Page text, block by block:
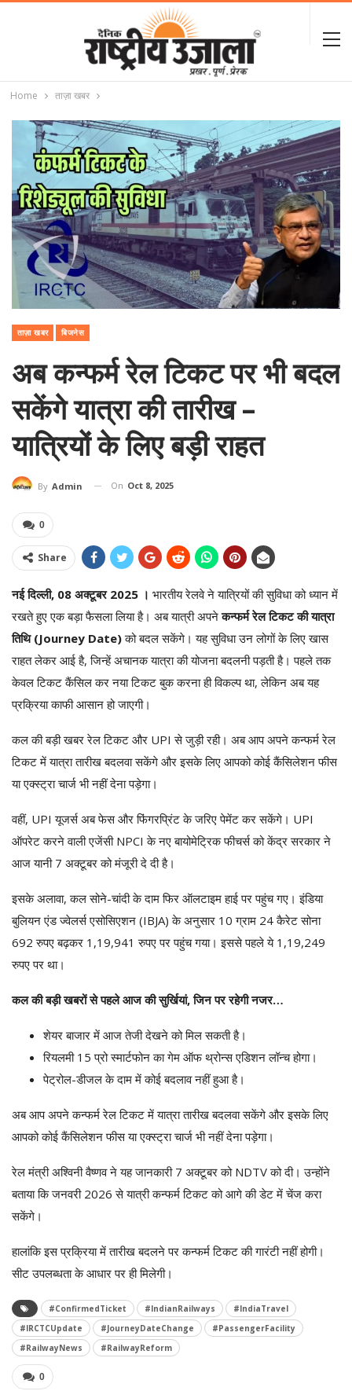
Home ताज़ा खबर
ताज़ा खबर बिजनेस
अब कन्फर्म रेल टिकट पर भी बदल
सकेंगे यात्रा की तारीख –
यात्रियों के लिए बड़ी राहत
By Admin On Oct 8, 2025
0
Share
नई दिल्ली, 08 अक्टूबर 2025 । भारतीय रेलवे ने यात्रियों की सुविधा को ध्यान में
रखते हुए एक बड़ा फैसला लिया है। अब यात्री अपनेकन्फर्म रेल टिकट की यात्रा
तिथि (Journey Date)को बदल सकेंगे। यह सुविधा उन लोगों के लिए खास
राहत लेकर आई है, जिन्हें अचानक यात्रा की योजना बदलनी पड़ती है। पहले तक
केवल टिकट कैंसिल कर नया टिकट बुक करना ही विकल्प था, लेकिन अब यह
प्रक्रिया काफी आसान हो जाएगी।
कल की बड़ी खबर रेल टिकट और UPI से जुड़ी रही। अब आप अपने कन्फर्म रेल
टिकट में यात्रा तारीख बदलवा सकेंगे और इसके लिए आपको कोई कैंसिलेशन फीस
या एक्स्ट्रा चार्ज भी नहीं देना पड़ेगा।
वहीं, UPI यूजर्स अब फेस और फिंगरप्रिंट के जरिए पेमेंट कर सकेंगे। UPI
ऑपरेट करने वाली एजेंसी NPCI के नए बायोमेट्रिक फीचर्स को केंद्र सरकार ने
आज यानी 7 अक्टूबर को मंजूरी दे दी है।
इसके अलावा, कल सोने-चांदी के दाम फिर ऑलटाइम हाई पर पहुंच गए। इंडिया
बुलियन एंड ज्वेलर्स एसोसिएशन (IBJA) के अनुसार 10 ग्राम 24 कैरेट सोना
692 रुपए बढ़कर 1,19,941 रुपए पर पहुंच गया। इससे पहले ये 1,19,249
रुपए पर था।
कल की बड़ी खबरों से पहले आज की सुर्खियां, जिन पर रहेगी नजर…
शेयर बाजार में आज तेजी देखने को मिल सकती है।
रियलमी 15 प्रो स्मार्टफोन का गेम ऑफ थ्रोन्स एडिशन लॉन्च होगा।
पेट्रोल-डीजल के दाम में कोई बदलाव नहीं हुआ है।
अब आप अपने कन्फर्म रेल टिकट में यात्रा तारीख बदलवा सकेंगे और इसके लिए
आपको कोई कैंसिलेशन फीस या एक्स्ट्रा चार्ज भी नहीं देना पड़ेगा।
रेल मंत्री अश्विनी वैष्णव ने यह जानकारी 7 अक्टूबर को NDTV को दी। उन्होंने
बताया कि जनवरी 2026 से यात्री कन्फर्म टिकट को आगे की डेट में चेंज करा
सकेंगे।
हालांकि इस प्रक्रिया में तारीख बदलने पर कन्फर्म टिकट की गारंटी नहीं होगी।
सीट उपलब्धता के आधार पर ही मिलेगी।
#ConfirmedTicket #IndianRailways
#IndiaTravel
#IRCTCUpdate
#JourneyDateChange
#PassengerFacility
#RailwayNews
#RailwayReform
0